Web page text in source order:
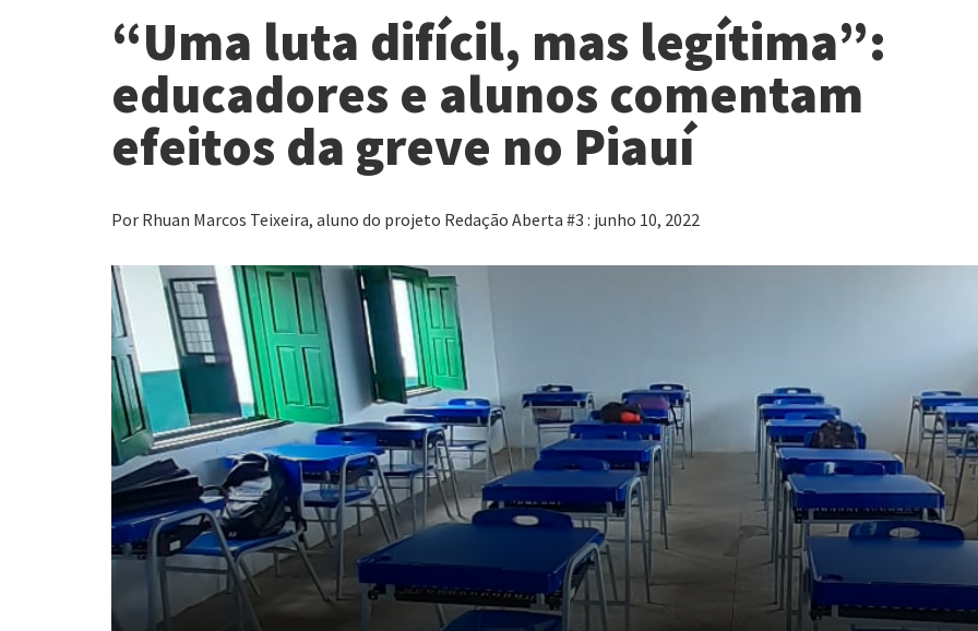
“Uma luta difícil, mas legítima”:
educadores e alunos comentam
efeitos da greve no Piauí
Por Rhuan Marcos Teixeira, aluno do projeto Redação Aberta #3 : junho 10, 2022